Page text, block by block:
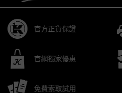
官方正貨保證
官網獨家優惠
免費索取試用